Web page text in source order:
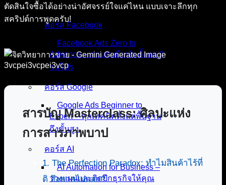
คอร์สทั้งหมด
คอร์ส Facebook
Facebook Ads Zero to
Advance – สอนจับมือทำ ตั้งแต่ 0
จนโปร
คอร์ส Google
Google Ads Beginner to
Expert – ทุกเทคนิคตั้งแต่พื้นฐาน
ถึงขั้นสูง
คอร์ส AI
AI Automation for Business –
วางแผนและติดปีกธุรกิจให้คุณ
ตัดสินใจซื้อได้อย่างน่าอัศจรรย์ใจแค่ไหน แบบเจาะลึกทุก
สคริปต์การพูดครับ!
สารบัญ Masterclass: ศิลปะแห่ง
การสารภาพบาป
1. The Perfection Paradox: ทำไมสินค้าไร้ที่
ติ ถึงขายไม่ออก?